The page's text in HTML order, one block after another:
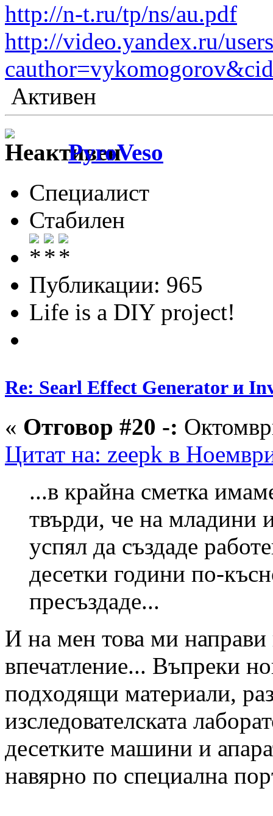
http://n-t.ru/tp/ns/au.pdf
http://video.yandex.ru/
Активен
PyroVeso
Специалист
Стабилен
Публикации: 965
Life is a DIY project!
Re: Searl Effect Generator и
« Отговор #20 -:
Цитат на: zeepk в
...в крайна сметка
твърди, че на младини
успял да създаде
десетки години по-
пресъздаде...
И на мен това ми
впечатление... Въпреки
подходящи материали,
изследователската
десетките машини и
навярно по специална